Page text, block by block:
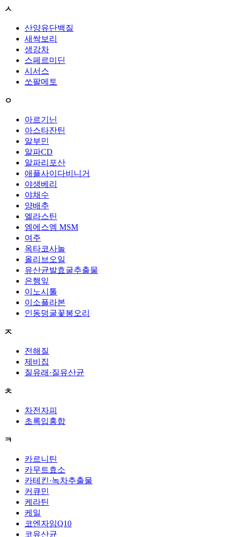
ㅅ
산양유단백질
새싹보리
생강차
스페르미딘
시서스
쏘팔메토
ㅇ
아르기닌
아스타잔틴
알부민
알파CD
알파리포산
애플사이다비니거
야생베리
야채수
양배추
엘라스틴
엠에스엠 MSM
여주
옥타코사놀
올리브오일
유산균발효굴추출물
은행잎
이노시톨
이소플라본
인동덩굴꽃봉오리
ㅈ
전해질
제비집
질유래·질유산균
ㅊ
차전자피
초록입홍합
ㅋ
카르니틴
카무트효소
카테킨·녹차추출물
커큐민
케라틴
케일
코엔자임Q10
코유산균